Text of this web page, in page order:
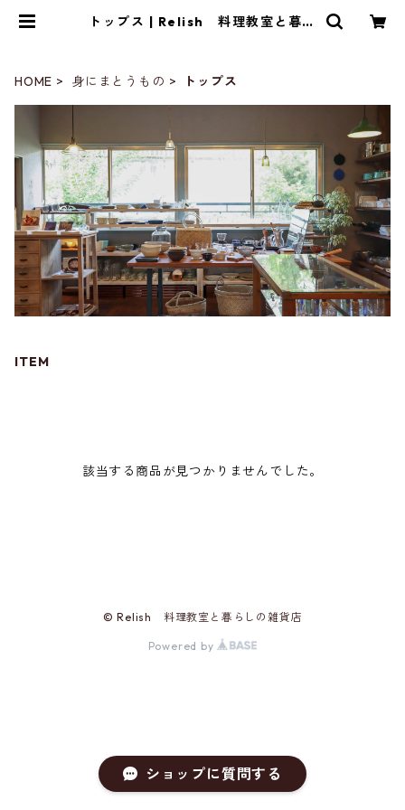
トップス | Relish 料理教室と暮ら
HOME 身にまとうもの トップス
ITEM
該当する商品が見つかりませんでした。
© Relish 料理教室と暮らしの雑貨店
Powered by
ショップに質問する